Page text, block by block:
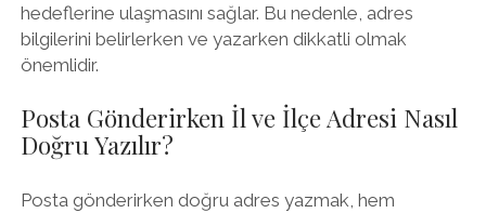
hedeflerine ulaşmasını sağlar. Bu nedenle, adres
bilgilerini belirlerken ve yazarken dikkatli olmak
önemlidir.
Posta Gönderirken İl ve İlçe Adresi Nasıl
Doğru Yazılır?
Posta gönderirken doğru adres yazmak, hem